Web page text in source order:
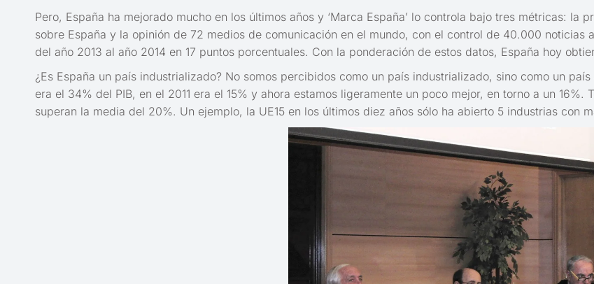
Pero, España ha mejorado mucho en los últimos años y ‘Marca España’ lo controla bajo tres métricas: la
sobre España y la opinión de 72 medios de comunicación en el mundo, con el control de 40.000 noticias
del año 2013 al año 2014 en 17 puntos porcentuales. Con la ponderación de estos datos, España hoy
¿Es España un país industrializado? No somos percibidos como un país industrializado, sino como un
era el 34% del PIB, en el 2011 era el 15% y ahora estamos ligeramente un poco mejor, en torno a un
superan la media del 20%. Un ejemplo, la UE15 en los últimos diez años sólo ha abierto 5 industrias con